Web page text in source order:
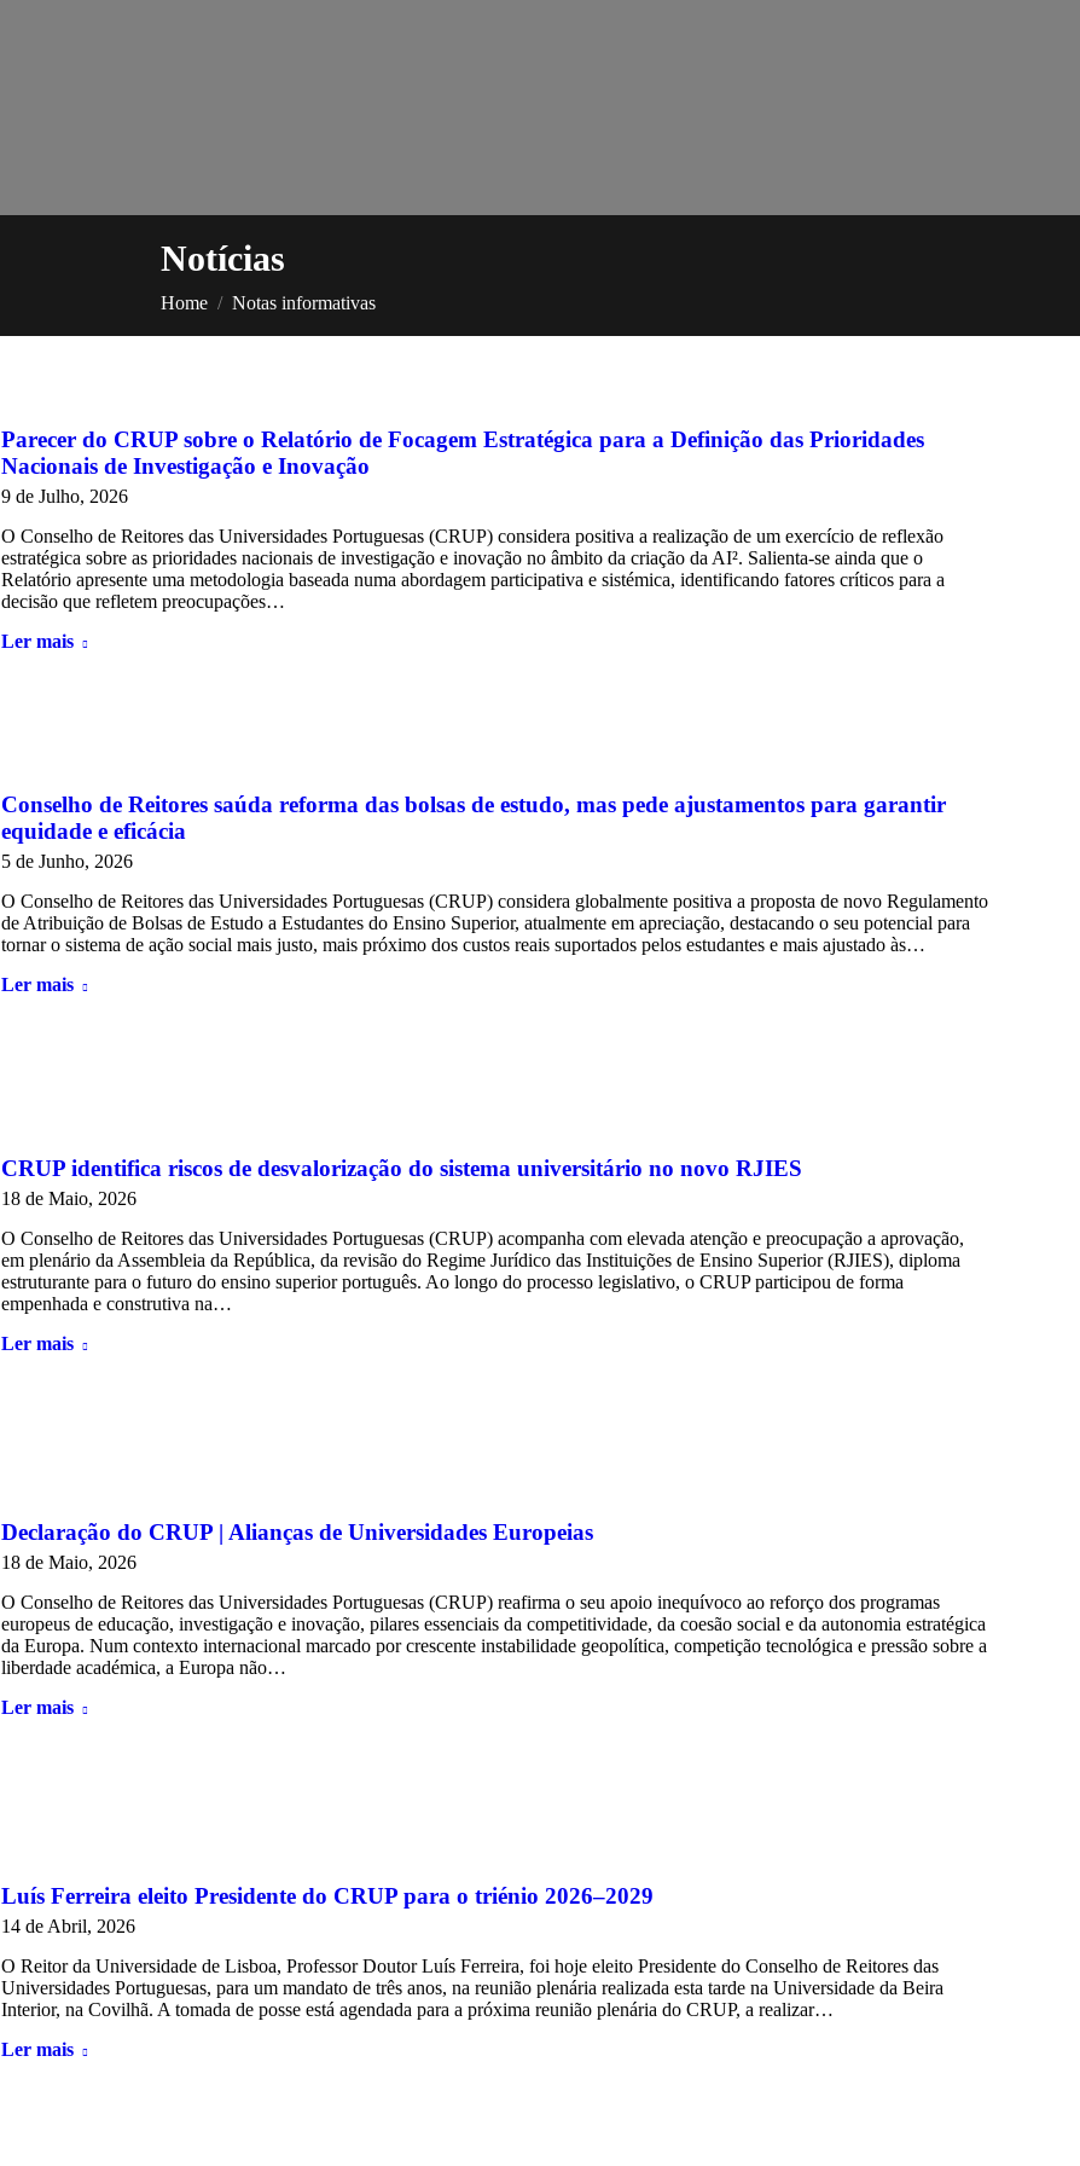
Notícias
You are here:
Home
Notas informativas
Parecer do CRUP sobre o Relatório de Focagem Estratégica para a Definição das Prioridades
Nacionais de Investigação e Inovação
9 de Julho, 2026
O Conselho de Reitores das Universidades Portuguesas (CRUP) considera positiva a realização de um exercício de reflexão
estratégica sobre as prioridades nacionais de investigação e inovação no âmbito da criação da AI². Salienta-se ainda que o
Relatório apresente uma metodologia baseada numa abordagem participativa e sistémica, identificando fatores críticos para a
decisão que refletem preocupações…
Ler mais
Conselho de Reitores saúda reforma das bolsas de estudo, mas pede ajustamentos para garantir
equidade e eficácia
5 de Junho, 2026
O Conselho de Reitores das Universidades Portuguesas (CRUP) considera globalmente positiva a proposta de novo Regulamento
de Atribuição de Bolsas de Estudo a Estudantes do Ensino Superior, atualmente em apreciação, destacando o seu potencial para
tornar o sistema de ação social mais justo, mais próximo dos custos reais suportados pelos estudantes e mais ajustado às…
Ler mais
CRUP identifica riscos de desvalorização do sistema universitário no novo RJIES
18 de Maio, 2026
O Conselho de Reitores das Universidades Portuguesas (CRUP) acompanha com elevada atenção e preocupação a aprovação,
em plenário da Assembleia da República, da revisão do Regime Jurídico das Instituições de Ensino Superior (RJIES), diploma
estruturante para o futuro do ensino superior português. Ao longo do processo legislativo, o CRUP participou de forma
empenhada e construtiva na…
Ler mais
Declaração do CRUP | Alianças de Universidades Europeias
18 de Maio, 2026
O Conselho de Reitores das Universidades Portuguesas (CRUP) reafirma o seu apoio inequívoco ao reforço dos programas
europeus de educação, investigação e inovação, pilares essenciais da competitividade, da coesão social e da autonomia estratégica
da Europa. Num contexto internacional marcado por crescente instabilidade geopolítica, competição tecnológica e pressão sobre a
liberdade académica, a Europa não…
Ler mais
Luís Ferreira eleito Presidente do CRUP para o triénio 2026–2029
14 de Abril, 2026
O Reitor da Universidade de Lisboa, Professor Doutor Luís Ferreira, foi hoje eleito Presidente do Conselho de Reitores das
Universidades Portuguesas, para um mandato de três anos, na reunião plenária realizada esta tarde na Universidade da Beira
Interior, na Covilhã. A tomada de posse está agendada para a próxima reunião plenária do CRUP, a realizar…
Ler mais